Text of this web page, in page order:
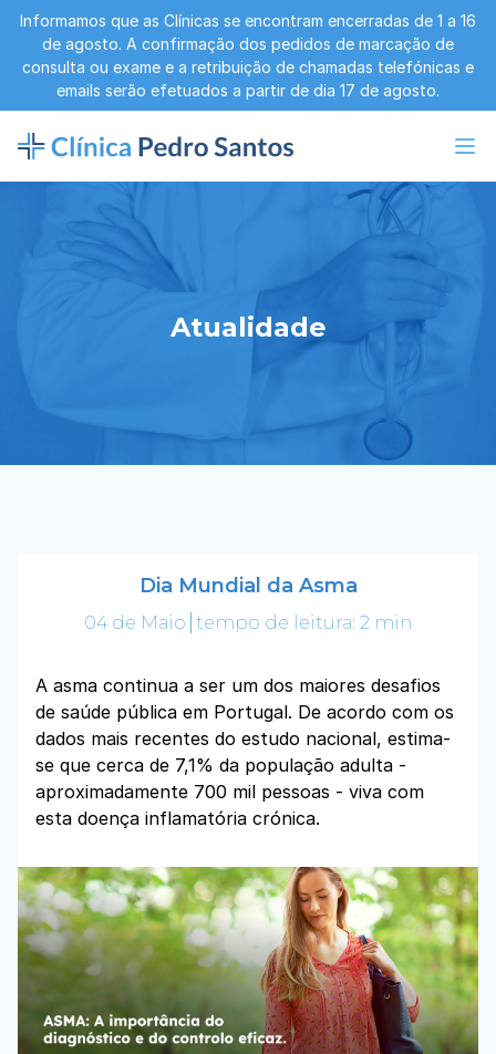
Informamos que as Clínicas se encontram encerradas de 1 a 16
de agosto. A confirmação dos pedidos de marcação de
consulta ou exame e a retribuição de chamadas telefónicas e
emails serão efetuados a partir de dia 17 de agosto.
Atualidade
Dia Mundial da Asma
04 de Maio tempo de leitura: 2 min
A asma continua a ser um dos maiores desafios
de saúde pública em Portugal. De acordo com os
dados mais recentes do estudo nacional, estima-
se que cerca de 7,1% da população adulta -
aproximadamente 700 mil pessoas - viva com
esta doença inflamatória crónica.